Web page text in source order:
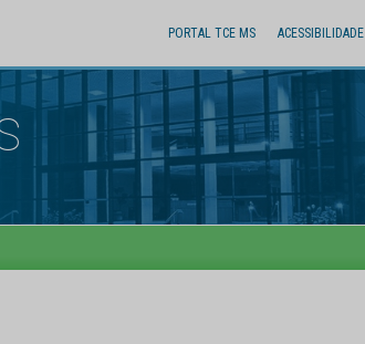
PORTAL TCE MS ACESSIBILIDADE